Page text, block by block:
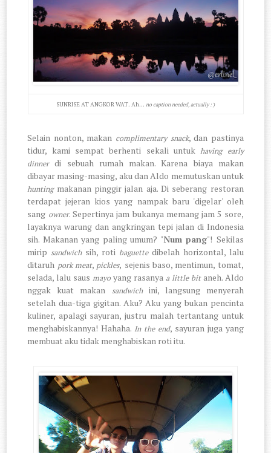
SUNRISE AT ANGKOR WAT. Ah... no caption needed, actually :')
Selain nonton, makan complimentary snack, dan pastinya
tidur, kami sempat berhenti sekali untukhaving early
dinnerdi sebuah rumah makan. Karena biaya makan
dibayar masing-masing, aku dan Aldo memutuskan untuk
hunting makanan pinggir jalan aja. Di seberang restoran
terdapat jejeran kios yang nampak baru 'digelar' oleh
sang owner. Sepertinya jam bukanya memang jam 5 sore,
layaknya warung dan angkringan tepi jalan di Indonesia
sih. Makanan yang paling umum? "Num pang"! Sekilas
miripsandwich sih, roti baguette dibelah horizontal, lalu
ditaruh pork meat, pickles, sejenis baso, mentimun, tomat,
selada, lalu sausmayoyang rasanya a little bitaneh. Aldo
nggak kuat makan sandwich ini, langsung menyerah
setelah dua-tiga gigitan. Aku? Aku yang bukan pencinta
kuliner, apalagi sayuran, justru malah tertantang untuk
menghabiskannya! Hahaha. In the end, sayuran juga yang
membuat aku tidak menghabiskan roti itu.